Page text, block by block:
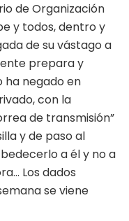
de Organización
y todos, dentro y
de su vástago a
prepara y
ha negado en
con la
de transmisión”
y de paso al
a él y no a
Los dados
se viene